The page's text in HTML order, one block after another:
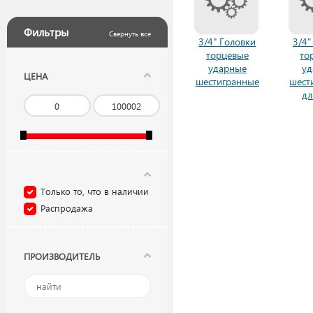
Фильтры Свернуть все
ЦЕНА
Только то, что в наличии
Распродажа
ПРОИЗВОДИТЕЛЬ
3/4" Головки
торцевые
ударные
шестигранные
3/4"